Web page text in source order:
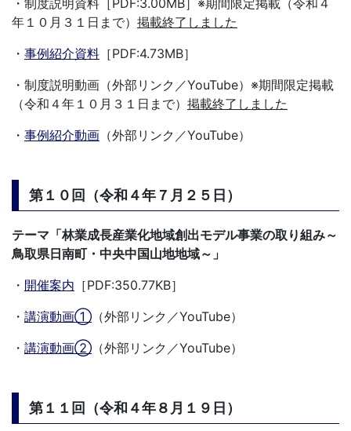
・制度説明資料［PDF:3.00MB］※期間限定掲載（令和４
年１０月３１日まで） 掲載終了しました
・ 事例紹介資料 ［PDF:4.73MB］
・制度説明動画（外部リンク／YouTube）※期間限定掲載
（令和４年１０月３１日まで） 掲載終了しました
・ 事例紹介動画 （外部リンク／YouTube）
第１０回（令和４年７月２５日）
テーマ「林業成長産業化地域創出モデル事業の取り組み～
鳥取県日南町・中央中国山地地域～」
・ 開催案内 ［PDF:350.77KB］
・ 講演動画① （外部リンク／YouTube）
・ 講演動画② （外部リンク／YouTube）
第１１回（令和４年８月１９日）